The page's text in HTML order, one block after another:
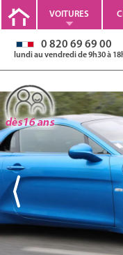
VOITURES
0 820 69 69 00
lundi au vendredi de 9h30 à